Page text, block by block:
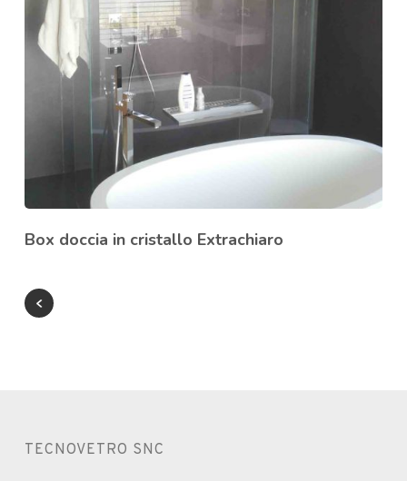
Box doccia in cristallo Extrachiaro
TECNOVETRO SNC